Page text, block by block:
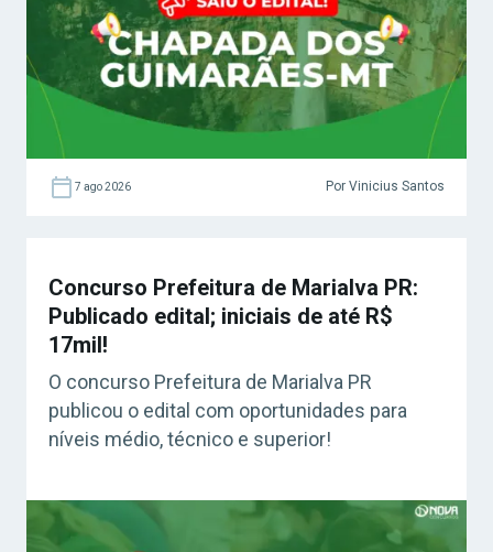
7 ago 2026 Por Vinicius Santos
Concurso Prefeitura de Marialva PR:
Publicado edital; iniciais de até R$
17mil!
O concurso Prefeitura de Marialva PR
publicou o edital com oportunidades para
níveis médio, técnico e superior!